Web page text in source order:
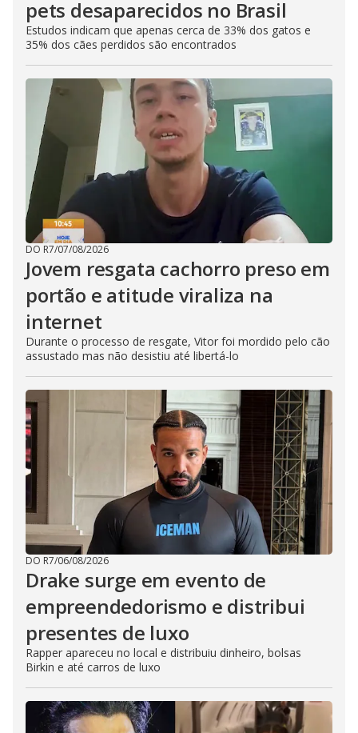
pets desaparecidos no Brasil
Estudos indicam que apenas cerca de 33% dos gatos e
35% dos cães perdidos são encontrados
DO R7/07/08/2026
Jovem resgata cachorro preso em
portão e atitude viraliza na
internet
Durante o processo de resgate, Vitor foi mordido pelo cão
assustado mas não desistiu até libertá-lo
DO R7/06/08/2026
Drake surge em evento de
empreendedorismo e distribui
presentes de luxo
Rapper apareceu no local e distribuiu dinheiro, bolsas
Birkin e até carros de luxo